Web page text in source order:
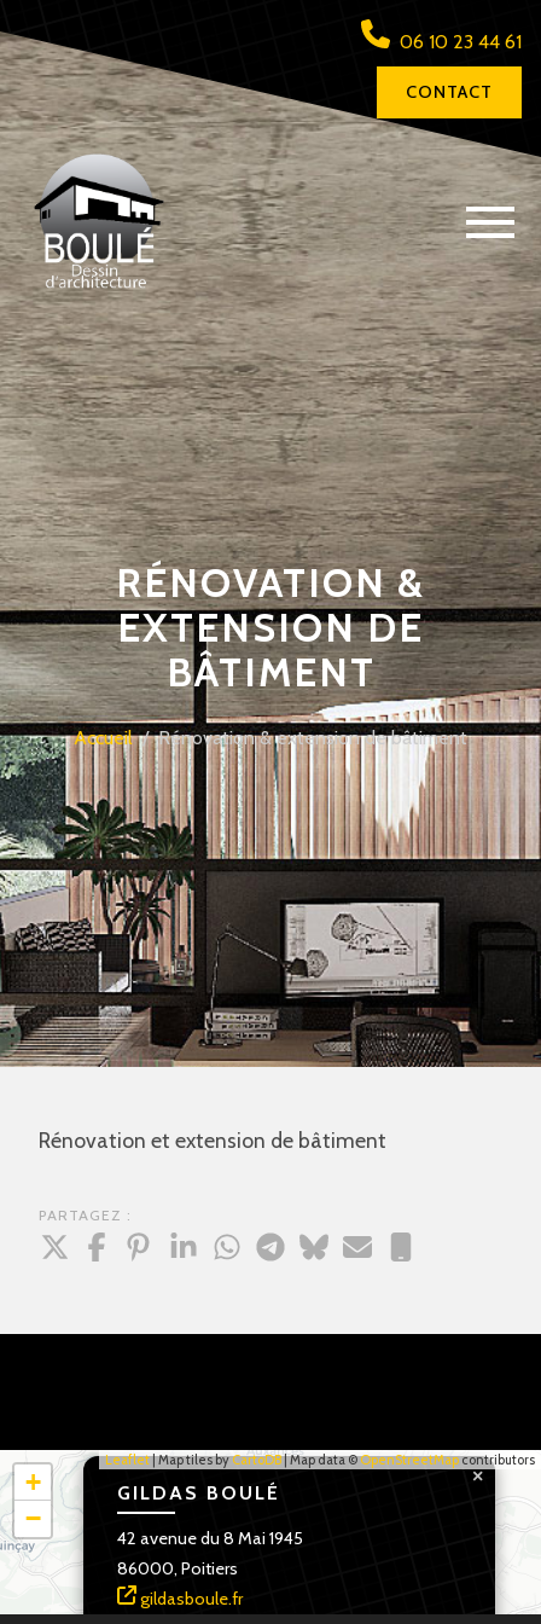
06 10 23 44 61
CONTACT
RÉNOVATION &
EXTENSION DE
BÂTIMENT
Accueil/ Rénovation & extension de bâtiment
Rénovation et extension de bâtiment
PARTAGEZ :
GILDAS BOULÉ
42 avenue du 8 Mai 1945
86000, Poitiers
gildasboule.fr
×
+
−
Leaflet| Map tiles byCartoDB| Map data ©OpenStreetMapcontributors